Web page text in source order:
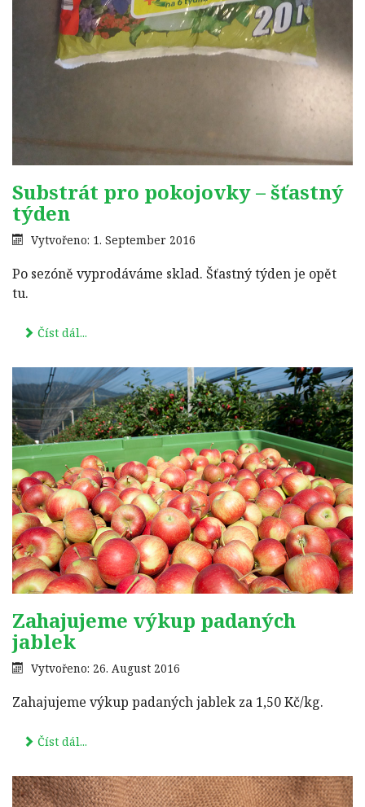
Substrát pro pokojovky – šťastný
týden
Vytvořeno: 1. September 2016
Po sezóně vyprodáváme sklad. Šťastný týden je opět
tu.
Číst dál...
Zahajujeme výkup padaných
jablek
Vytvořeno: 26. August 2016
Zahajujeme výkup padaných jablek za 1,50 Kč/kg.
Číst dál...